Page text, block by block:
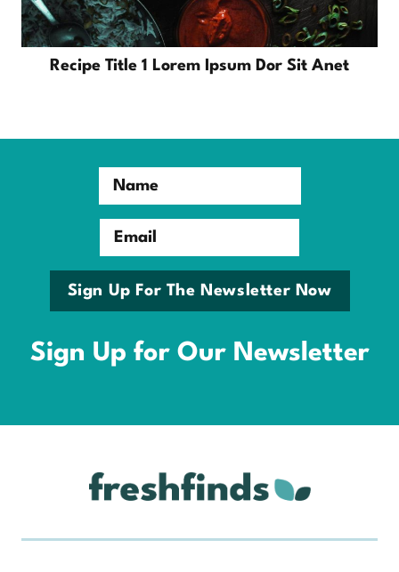
Recipe Title 1 Lorem Ipsum Dor Sit Anet
Sign Up for Our Newsletter
Name
Email
Sign Up For The Newsletter Now